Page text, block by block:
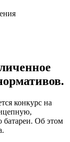
конкурс на
батареи. Об этом